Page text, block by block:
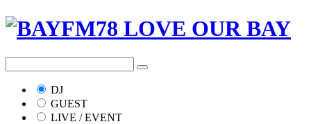
DJ
GUEST
LIVE / EVENT